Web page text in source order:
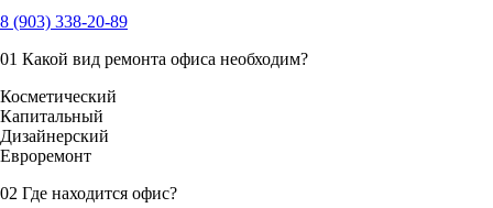
8 (903) 338-20-89
01 Какой вид ремонта офиса необходим?
Косметический
Капитальный
Дизайнерский
Евроремонт
02 Где находится офис?